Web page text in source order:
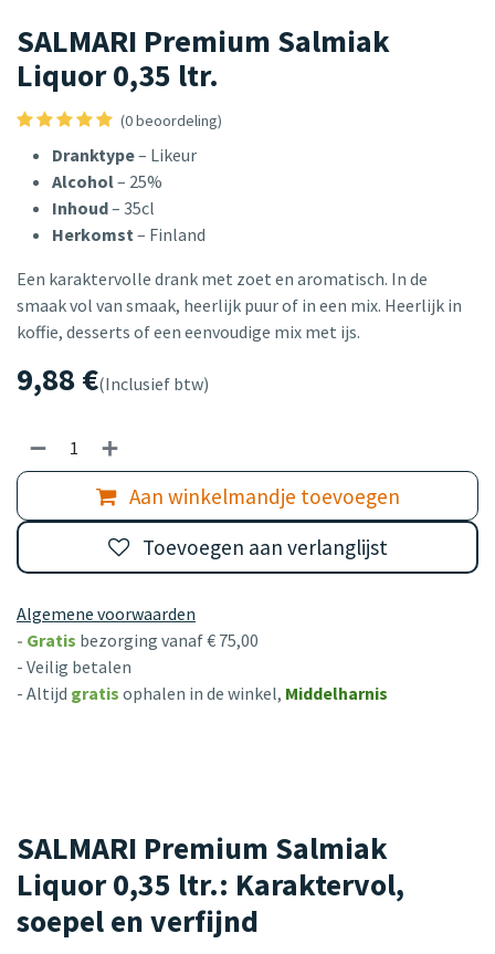
SALMARI Premium Salmiak
Liquor 0,35 ltr.
(0 beoordeling)
Dranktype– Likeur
Alcohol– 25%
Inhoud– 35cl
Herkomst– Finland
Een karaktervolle drank met zoet en aromatisch. In de
smaak vol van smaak, heerlijk puur of in een mix. Heerlijk in
koffie, desserts of een eenvoudige mix met ijs.
9,88€(Inclusief btw)
Aan winkelmandje toevoegen
Toevoegen aan verlanglijst
Algemene voorwaarden
- Gratis bezorging vanaf € 75,00
- Veilig betalen
- Altijd gratis ophalen in de winkel, Middelharnis
SALMARI Premium Salmiak
Liquor 0,35 ltr.: Karaktervol,
soepel en verfijnd